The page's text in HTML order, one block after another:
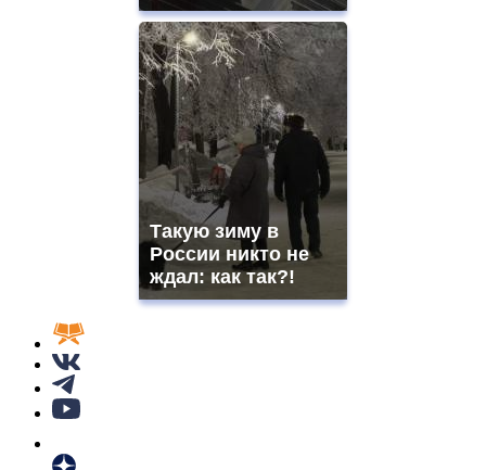
Такую зиму в
России никто не
ждал: как так?!